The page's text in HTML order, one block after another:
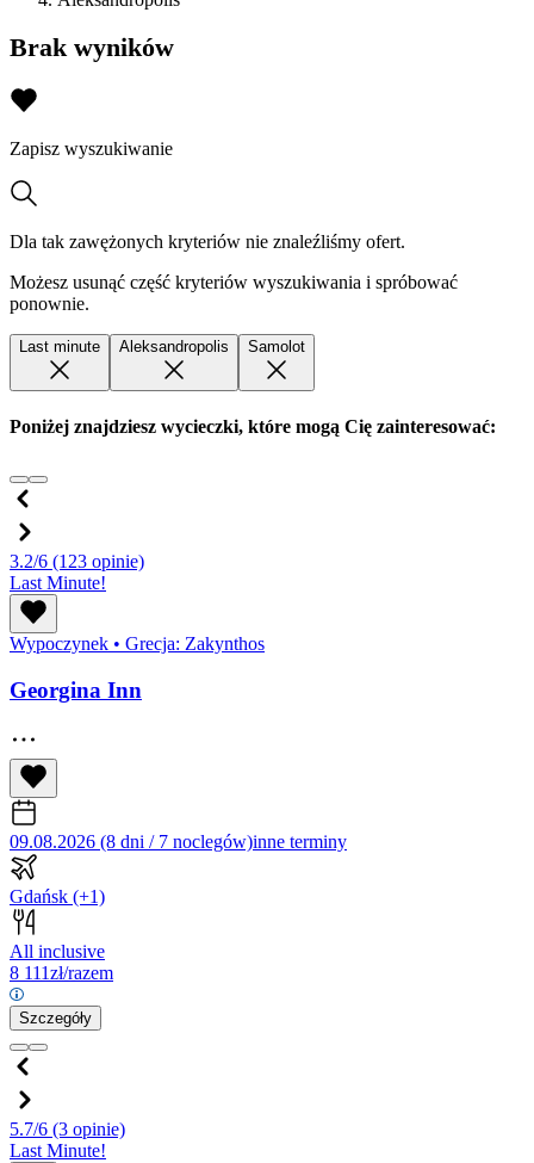
Brak wyników
Zapisz wyszukiwanie
Dla tak zawężonych kryteriów nie znaleźliśmy ofert.
Możesz usunąć część kryteriów wyszukiwania i spróbować
ponownie.
Last minute Aleksandropolis Samolot
Poniżej znajdziesz wycieczki, które mogą Cię zainteresować:
3.2/6 (123 opinie)
Last Minute!
Wypoczynek • Grecja: Zakynthos
Georgina Inn
09.08.2026 (8 dni / 7 noclegów)inne terminy
Gdańsk (+1)
All inclusive
8 111zł/razem
Szczegóły
5.7/6 (3 opinie)
Last Minute!